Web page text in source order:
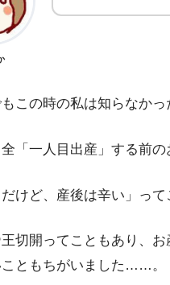
この時の私は知らなかっ
「一人目出産」する前
だけど、産後は辛い」って
切開ってこともあり、
こともちがいました……。